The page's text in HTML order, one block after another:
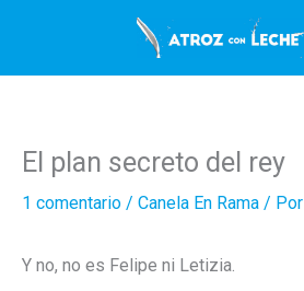
contenido
El plan secreto del rey
1 comentario / Canela En Rama / Por
Y no, no es Felipe ni Letizia.